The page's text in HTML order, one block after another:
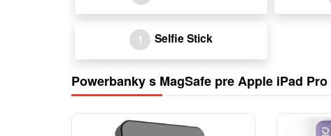
1 Selfie Stick
Powerbanky s MagSafe pre Apple iPad